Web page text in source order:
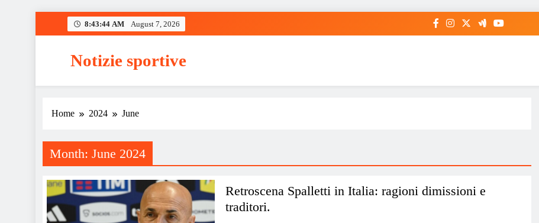
8:43:45 AM August 7, 2026
Notizie sportive
Home 2024 June
Month: June 2024
Retroscena Spalletti in Italia: ragioni dimissioni e
traditori.